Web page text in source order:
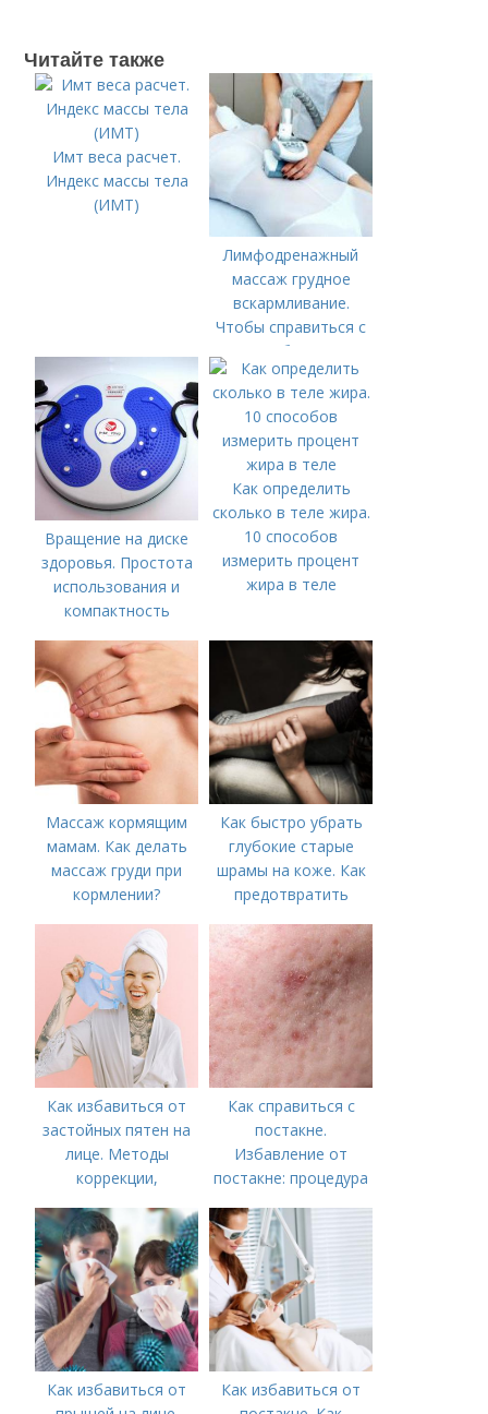
Читайте также
Имт веса расчет.
Индекс массы тела
(ИМТ)
Лимфодренажный
массаж грудное
вскармливание.
Чтобы справиться с
нагрубанием,
необходимо
предпринять
следующие действия:
Вращение на диске
здоровья. Простота
использования и
компактность
Как определить
сколько в теле жира.
10 способов
измерить процент
жира в теле
Массаж кормящим
мамам. Как делать
массаж груди при
кормлении?
Как быстро убрать
глубокие старые
шрамы на коже. Как
предотвратить
Как избавиться от
застойных пятен на
лице. Методы
коррекции,
акне и удаления
рубцов и шрамов
постакне
Как справиться с
постакне.
Избавление от
постакне: процедура
Как избавиться от
Как избавиться от